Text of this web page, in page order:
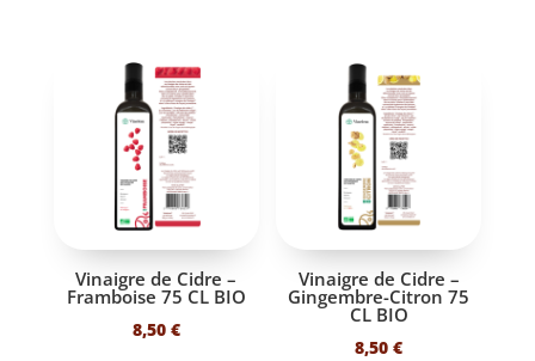
était :
19,40 €.
était :
19,40 €.
Vinaigre de Cidre –
Framboise 75 CL BIO
8,50 €
Vinaigre de Cidre –
Gingembre-Citron 75
CL BIO
8,50€